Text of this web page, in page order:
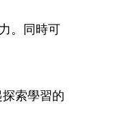
。同時可
索學習的